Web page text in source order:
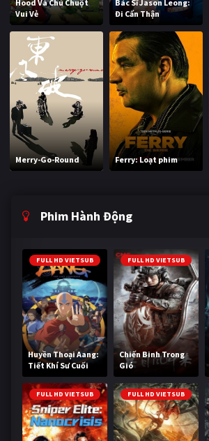
Hood Và Chú Chuột
Vui Vẻ
Bác Sĩ Jason Leong:
Đi Cẩn Thận
Merry-Go-Round Ferry: Loạt phim
Phim Hành Động
FULL HD VIETSUB
Huyền Thoại Aang:
Tiết Khí Sư Cuối
Cùng
FULL HD VIETSUB
Chiến Binh Trong
Gió
FULL HD VIETSUB FULL HD VIETSUB